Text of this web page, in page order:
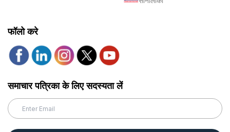
फॉलो करे
समाचार पत्रिका के लिए सदस्यता लें